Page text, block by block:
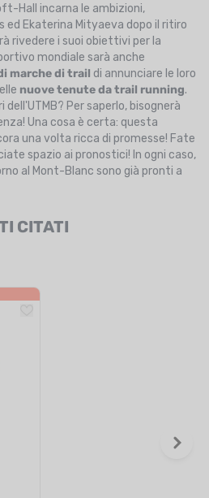
Hall incarna le ambizioni,
ed Ekaterina Mityaeva dopo il ritiro
rivedere i suoi obiettivi per la
mondiale sarà anche
marche di trail di annunciare le loro
nuove tenute da trail running.
Per saperlo, bisognerà
Una cosa è certa: questa
una volta ricca di promesse! Fate
spazio ai pronostici! In ogni caso,
al Mont-Blanc sono già pronti a
CITATI